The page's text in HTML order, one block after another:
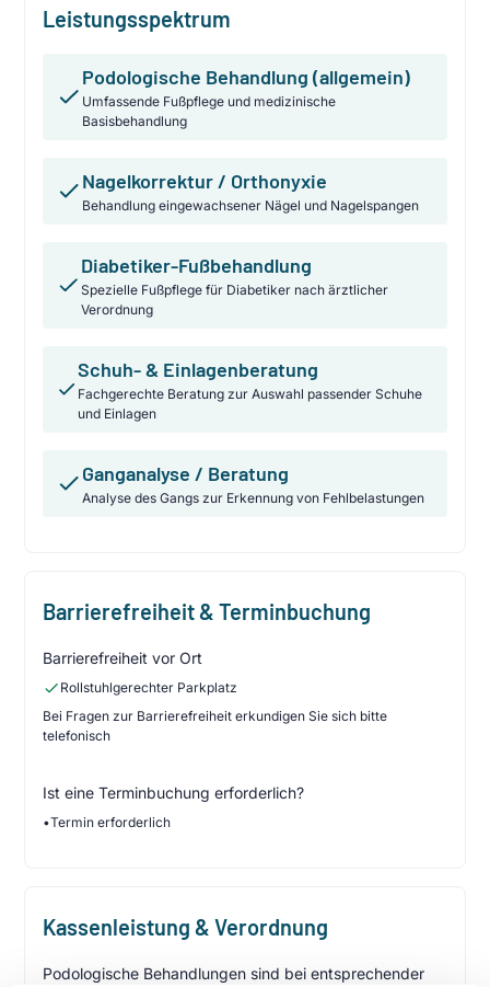
Leistungsspektrum
Podologische Behandlung (allgemein)
Umfassende Fußpflege und medizinische
Basisbehandlung
Nagelkorrektur / Orthonyxie
Behandlung eingewachsener Nägel und Nagelspangen
Diabetiker-Fußbehandlung
Spezielle Fußpflege für Diabetiker nach ärztlicher
Verordnung
Schuh- & Einlagenberatung
Fachgerechte Beratung zur Auswahl passender Schuhe
und Einlagen
Ganganalyse / Beratung
Analyse des Gangs zur Erkennung von Fehlbelastungen
Barrierefreiheit & Terminbuchung
Barrierefreiheit vor Ort
Rollstuhlgerechter Parkplatz
Bei Fragen zur Barrierefreiheit erkundigen Sie sich bitte
telefonisch
Ist eine Terminbuchung erforderlich?
•Termin erforderlich
Kassenleistung & Verordnung
Podologische Behandlungen sind bei entsprechender